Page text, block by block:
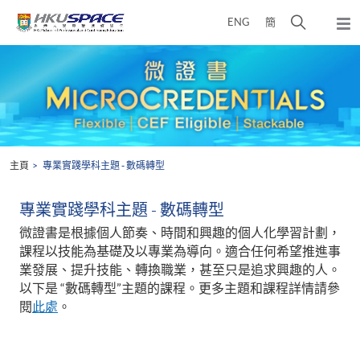
ENG 簡
開
介
面
彈
出
主頁 專業實踐學科主題 - 數碼轉型
專業實踐學科主題 - 數碼轉型
微證書是根據個人節奏、時間和興趣的個人化學習計劃，
課程以技能為基礎及以專業為導向。適合任何希望推進事
業發展、提升技能、轉換職業，甚至只是追求興趣的人。
以下是 “數碼轉型”主題的課程。更多主題和課程詳情請參
閱 此處 。